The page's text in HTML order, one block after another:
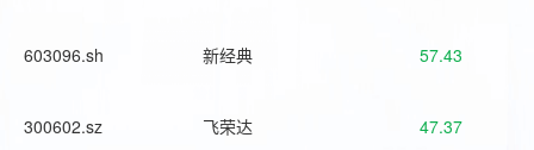
603096.sh 新经典 57.43
300602.sz 飞荣达 47.37